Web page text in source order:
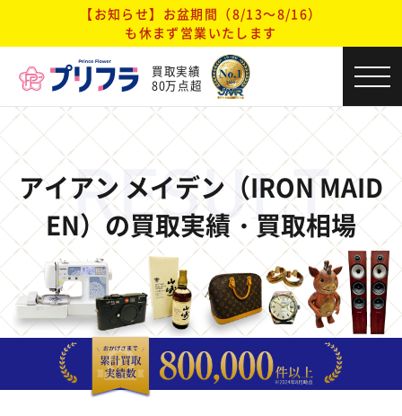
【お知らせ】お盆期間（8/13～8/16）
も休まず営業いたします
買取実績
80万点超
RESULT
アイアン メイデン（IRON MAID
EN）の買取実績・買取相場